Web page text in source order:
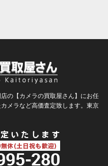
クデザイン）
の【カメラの買取屋さん】にお任
メラなど高価査定致します。東京